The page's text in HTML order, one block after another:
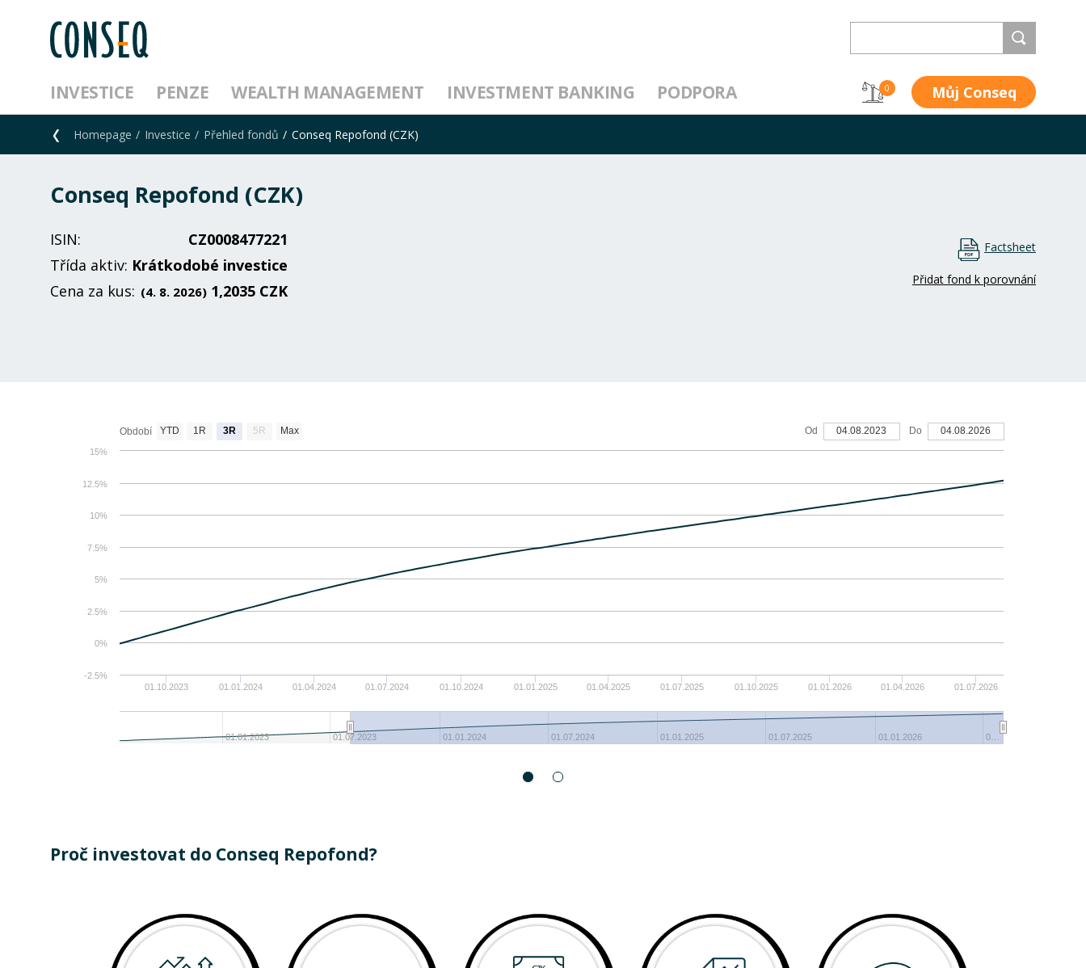
INVESTICE PENZE WEALTH MANAGEMENT INVESTMENT BANKING PODPORA 0 Můj Conseq
Homepage Investice Přehled fondů Conseq Repofond (CZK)
Conseq Repofond (CZK)
ISIN:
CZ0008477221
Třída aktiv: Krátkodobé investice
Cena za kus: (4. 8. 2026) 1,2035 CZK
Factsheet
Přidat fond k porovnání
01.10.2023 01.01.2024 01.04.2024 01.07.2024 01.10.2024 01.01.2025 01.04.2025 01.07.2025 01.10.2025 01.01.2026 01.04.2026 01.07.2026
01.01.2023 01.07.2023 01.01.2024 01.07.2024 01.01.2025 01.07.2025 01.01.2026 0…
-2.5%
0%
2.5%
5%
7.5%
10%
12.5%
15%
Období YTD 1R 3R 5R Max Od 04.08.2023 Do 04.08.2026
Proč investovat do Conseq Repofond?